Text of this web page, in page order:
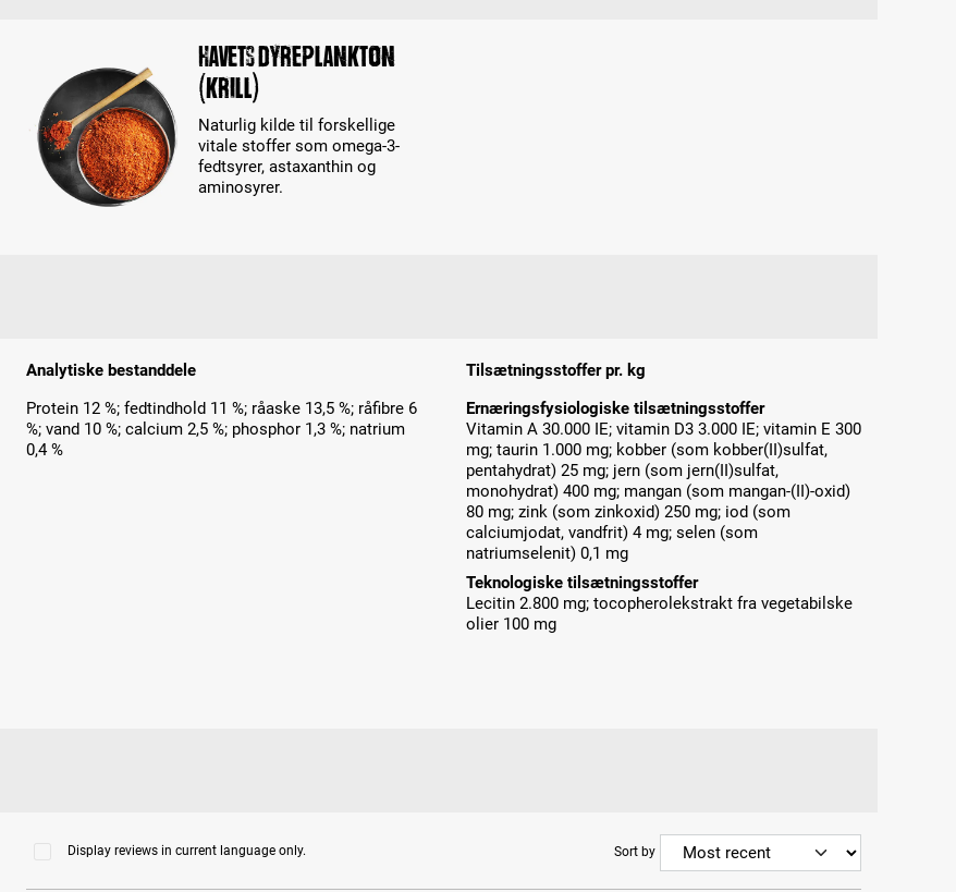
Havets dyreplankton
(krill)
Naturlig kilde til forskellige
vitale stoffer som omega-3-
fedtsyrer, astaxanthin og
aminosyrer.
Analytiske bestanddele
Protein 12 %; fedtindhold 11 %; råaske 13,5 %; råfibre 6
%; vand 10 %; calcium 2,5 %; phosphor 1,3 %; natrium
0,4 %
Tilsætningsstoffer pr. kg
Ernæringsfysiologiske tilsætningsstoffer
Vitamin A 30.000 IE; vitamin D3 3.000 IE; vitamin E 300
mg; taurin 1.000 mg; kobber (som kobber(II)sulfat,
pentahydrat) 25 mg; jern (som jern(II)sulfat,
monohydrat) 400 mg; mangan (som mangan-(II)-oxid)
80 mg; zink (som zinkoxid) 250 mg; iod (som
calciumjodat, vandfrit) 4 mg; selen (som
natriumselenit) 0,1 mg
Teknologiske tilsætningsstoffer
Lecitin 2.800 mg; tocopherolekstrakt fra vegetabilske
olier 100 mg
Display reviews in current language only. Sort by